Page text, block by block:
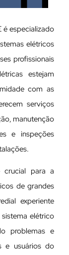
é especializado
elétricos
profissionais
estejam
com as
serviços
manutenção
e inspeções
crucial para a
de grandes
experiente
elétrico
problemas e
e usuários do